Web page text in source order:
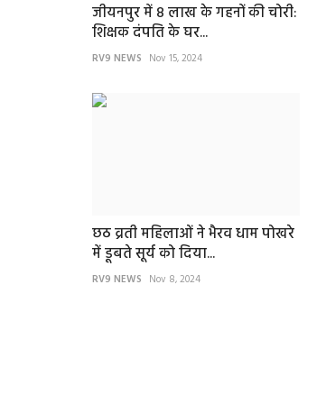
जीयनपुर में 8 लाख के गहनों की चोरी:
शिक्षक दंपति के घर...
RV9 NEWS Nov 15, 2024
छठ व्रती महिलाओं ने भैरव धाम पोखरे
में डूबते सूर्य को दिया...
RV9 NEWS Nov 8, 2024